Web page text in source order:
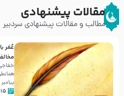
مقالات پیشنهادی
مطالب و مقالات پیشنهادی سردبیر
عُمَر
۱۵ /۰۵/ ۱۴۰۵